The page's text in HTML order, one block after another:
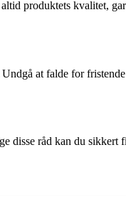
produktets kvalitet,
at falde for
råd kan du sikkert